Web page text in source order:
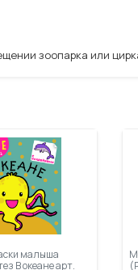
зоопарка или
малыша
В океане арт.